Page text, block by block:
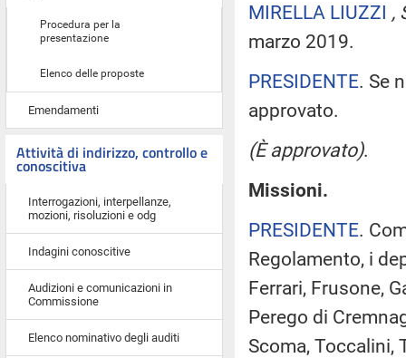
Procedura per la
presentazione
Elenco delle proposte
Emendamenti
Attività di indirizzo, controllo e
conoscitiva
Interrogazioni, interpellanze,
mozioni, risoluzioni e odg
Indagini conoscitive
Audizioni e comunicazioni in
Commissione
Elenco nominativo degli auditi
MIRELLA LIUZZI ,
marzo 2019.
PRESIDENTE. Se
approvato.
(È approvato).
Missioni.
PRESIDENTE.
Regolamento, i
Ferrari, Frusone,
Perego di
Scoma, Toccalini,